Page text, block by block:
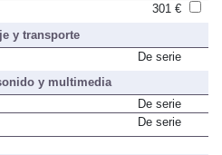
301 €
y transporte
De serie
y multimedia
De serie
De serie